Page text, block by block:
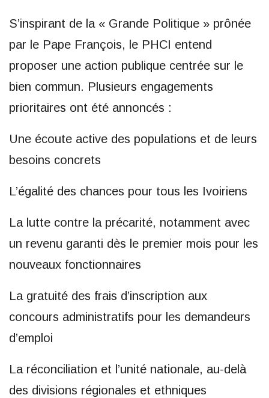
S’inspirant de la « Grande Politique » prônée
par le Pape François, le PHCI entend
proposer une action publique centrée sur le
bien commun. Plusieurs engagements
prioritaires ont été annoncés :
Une écoute active des populations et de leurs
besoins concrets
L’égalité des chances pour tous les Ivoiriens
La lutte contre la précarité, notamment avec
un revenu garanti dès le premier mois pour les
nouveaux fonctionnaires
La gratuité des frais d’inscription aux
concours administratifs pour les demandeurs
d’emploi
La réconciliation et l’unité nationale, au-delà
des divisions régionales et ethniques